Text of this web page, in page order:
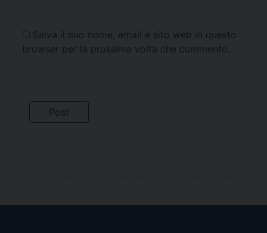
Salva il mio nome, email e sito web in questo
browser per la prossima volta che commento.